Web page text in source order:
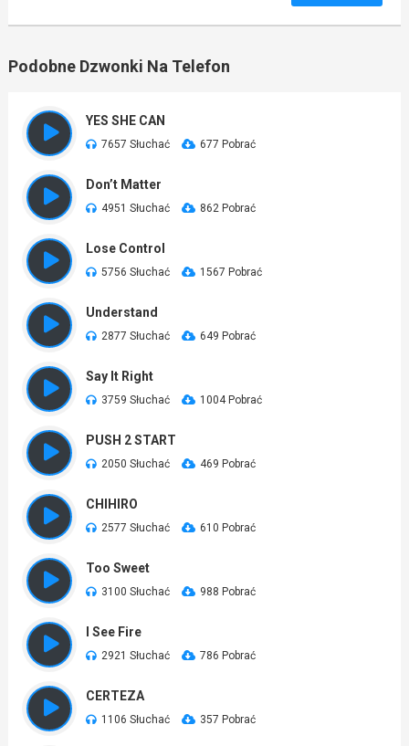
Podobne Dzwonki Na Telefon
YES SHE CAN
7657 Słuchać 677 Pobrać
Don’t Matter
4951 Słuchać 862 Pobrać
Lose Control
5756 Słuchać 1567 Pobrać
Understand
2877 Słuchać 649 Pobrać
Say It Right
3759 Słuchać 1004 Pobrać
PUSH 2 START
2050 Słuchać 469 Pobrać
CHIHIRO
2577 Słuchać 610 Pobrać
Too Sweet
3100 Słuchać 988 Pobrać
I See Fire
2921 Słuchać 786 Pobrać
CERTEZA
1106 Słuchać 357 Pobrać